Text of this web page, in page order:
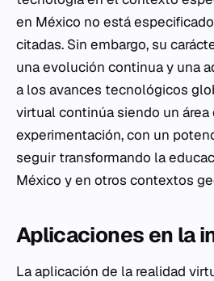
en México no está
citadas. Sin embargo, su
una evolución continua y una
a los avances tecnológicos
virtual continúa siendo un
experimentación, con un
seguir transformando la
México y en otros contextos
Aplicaciones en la
La aplicación de la realidad